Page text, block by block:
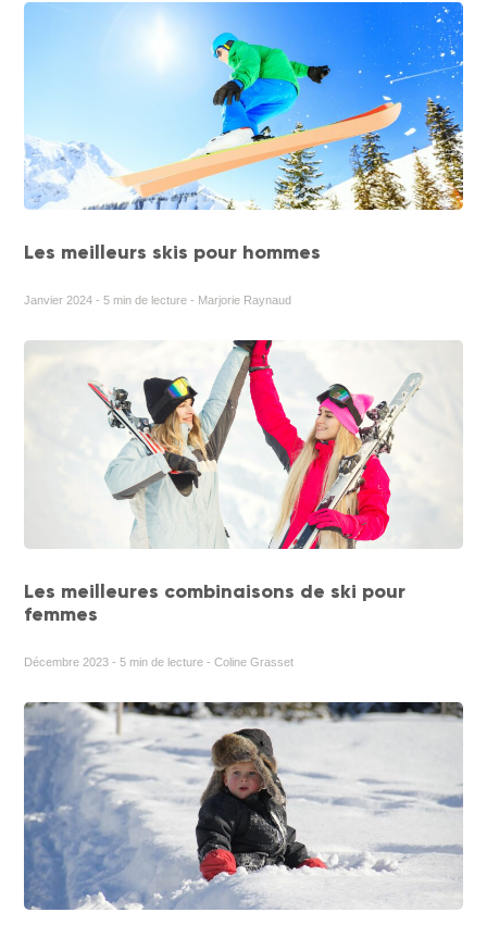
Les meilleurs skis pour hommes
Janvier 2024 - 5 min de lecture - Marjorie Raynaud
Les meilleures combinaisons de ski pour
femmes
Décembre 2023 - 5 min de lecture - Coline Grasset